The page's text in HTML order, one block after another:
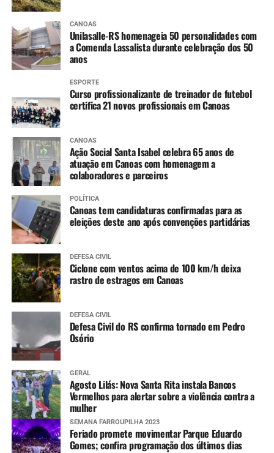
de atividades pedagógicas
no pátio.”
CANOAS
Unilasalle-RS homenageia 50 personalidades com
a Comenda Lassalista durante celebração dos 50
anos
ESPORTE
Curso profissionalizante de treinador de futebol
certifica 21 novos profissionais em Canoas
CANOAS
Ação Social Santa Isabel celebra 65 anos de
atuação em Canoas com homenagem a
colaboradores e parceiros
POLÍTICA
Canoas tem candidaturas confirmadas para as
eleições deste ano após convenções partidárias
DEFESA CIVIL
Ciclone com ventos acima de 100 km/h deixa
rastro de estragos em Canoas
DEFESA CIVIL
Defesa Civil do RS confirma tornado em Pedro
Osório
GERAL
Agosto Lilás: Nova Santa Rita instala Bancos
Vermelhos para alertar sobre a violência contra a
mulher
SEMANA FARROUPILHA 2023
Feriado promete movimentar Parque Eduardo
Gomes; confira programação dos últimos dias